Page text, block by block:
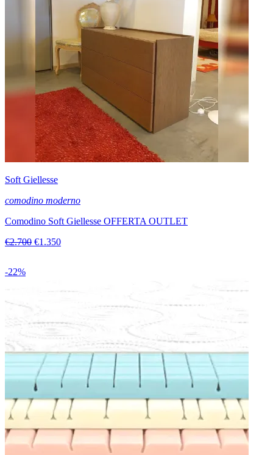
Soft Giellesse
comodino moderno
Comodino Soft Giellesse OFFERTA OUTLET
€2.700 €1.350
-22%